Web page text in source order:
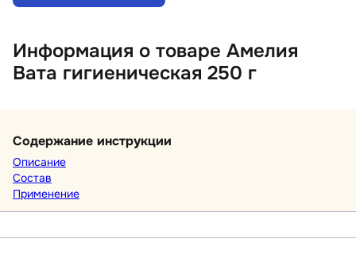
Информация о товаре Амелия
Вата гигиеническая 250 г
Содержание инструкции
Описание
Состав
Применение